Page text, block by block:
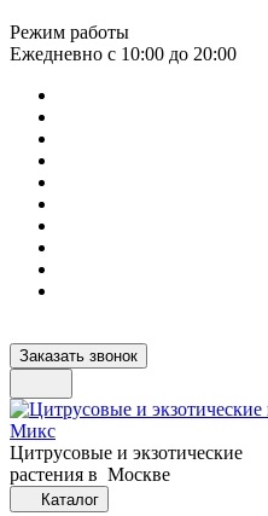
Режим работы
Ежедневно с 10:00 до 20:00
Заказать звонок
Цитрусовые и экзотические
растения в Москве
Каталог